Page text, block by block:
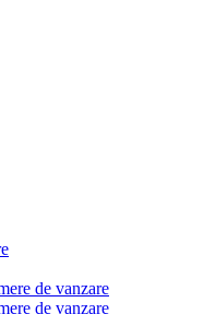
de vanzare
de vanzare